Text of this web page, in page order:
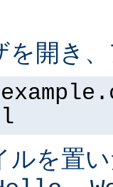
を開き
ルを置